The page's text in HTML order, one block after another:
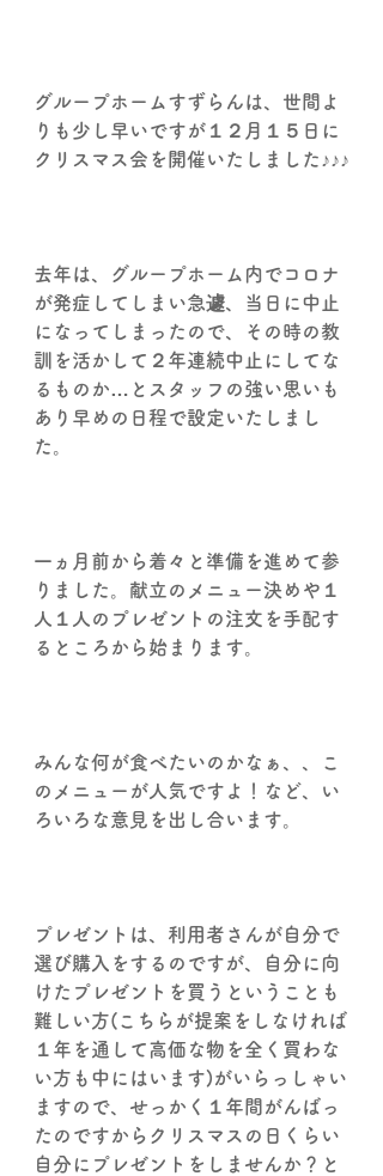
グループホームすずらんは、世間よ
りも少し早いですが１２月１５日に
クリスマス会を開催いたしました♪♪♪
去年は、グループホーム内でコロナ
が発症してしまい急遽、当日に中止
になってしまったので、その時の教
訓を活かして２年連続中止にしてな
るものか…とスタッフの強い思いも
あり早めの日程で設定いたしまし
た。
一ヵ月前から着々と準備を進めて参
りました。献立のメニュー決めや１
人１人のプレゼントの注文を手配す
るところから始まります。
みんな何が食べたいのかなぁ、、こ
のメニューが人気ですよ！など、い
ろいろな意見を出し合います。
プレゼントは、利用者さんが自分で
選び購入をするのですが、自分に向
けたプレゼントを買うということも
難しい方(こちらが提案をしなければ
１年を通して高価な物を全く買わな
い方も中にはいます)がいらっしゃい
ますので、せっかく１年間がんばっ
たのですからクリスマスの日くらい
自分にプレゼントをしませんか？と